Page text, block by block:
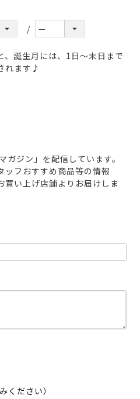
、誕生月には、1日～末日まで
れます♪
ガジン」を配信しています。
ッフおすすめ商品等の情報
買い上げ店舗よりお届けしま
ください）